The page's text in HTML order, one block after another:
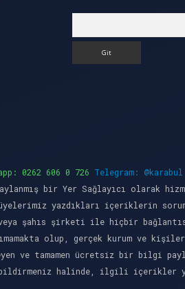
0262 606 0 726 Telegram: @karabul
bir Yer Sağlayıcı olarak
yazdıkları içeriklerin
şahıs şirketi ile hiçbir bağlantısı
olup, gerçek kurum ve kişiler
ve tamamen ücretsiz bir bilgi
halinde, ilgili içerikler